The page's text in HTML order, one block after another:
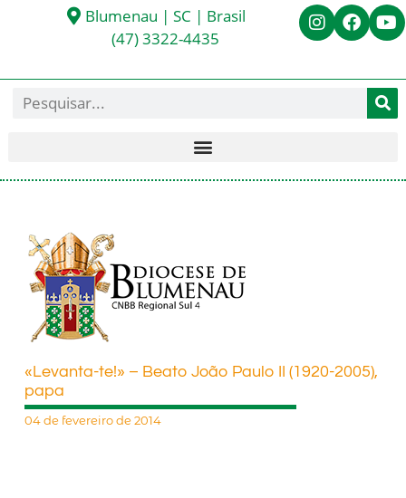
Blumenau | SC | Brasil
(47) 3322-4435
«Levanta-te!» – Beato João Paulo II (1920-2005),
papa
04 de fevereiro de 2014